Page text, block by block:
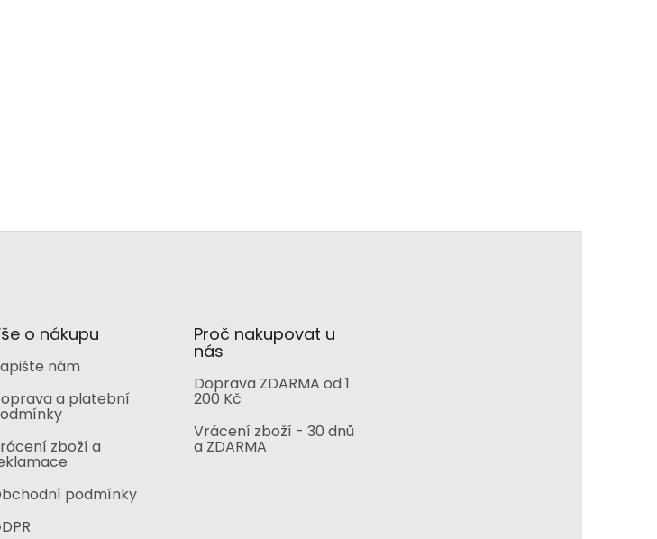
o nákupu
nám
a platební
zboží a
podmínky
Proč nakupovat u
nás
Doprava ZDARMA od 1
200 Kč
Vrácení zboží - 30 dnů
a ZDARMA